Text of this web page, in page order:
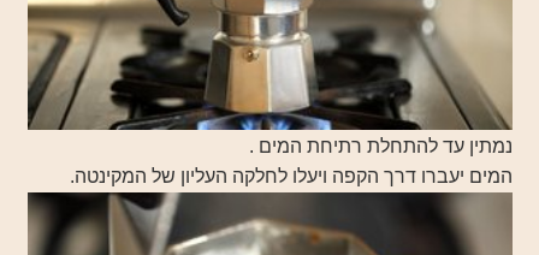
נמתין עד להתחלת רתיחת המים .
המים יעברו דרך הקפה ויעלו לחלקה העליון של המקינטה.